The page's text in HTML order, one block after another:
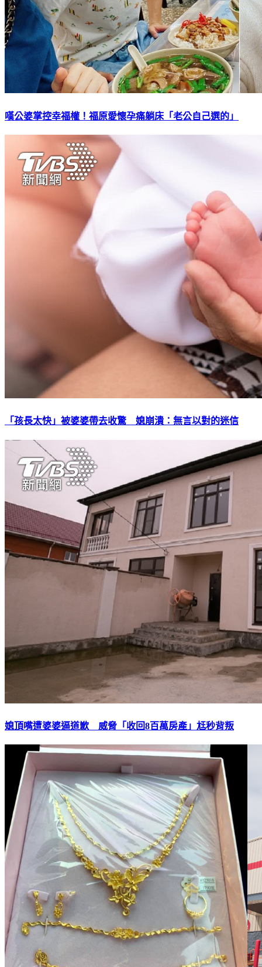
嘆公婆掌控幸福權！福原愛懷孕痛躺床「老公自己選的」
「孩長太快」被婆婆帶去收驚 媳崩潰：無言以對的迷信
媳頂嘴遭婆婆逼道歉 威脅「收回8百萬房產」尪秒背叛